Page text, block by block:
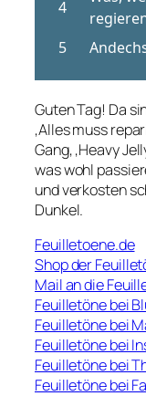
Guten Tag! Da
‚Alles muss
Gang, ‚Heavy
was wohl
und verkosten
Dunkel.
Feuilletoene.de
Shop der
Mail an die
Feuilletöne bei
Feuilletöne bei
Feuilletöne bei
Feuilletöne bei
Feuilletöne bei